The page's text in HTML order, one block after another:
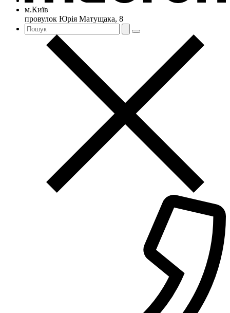
м.Київ
провулок Юрія Матущака, 8